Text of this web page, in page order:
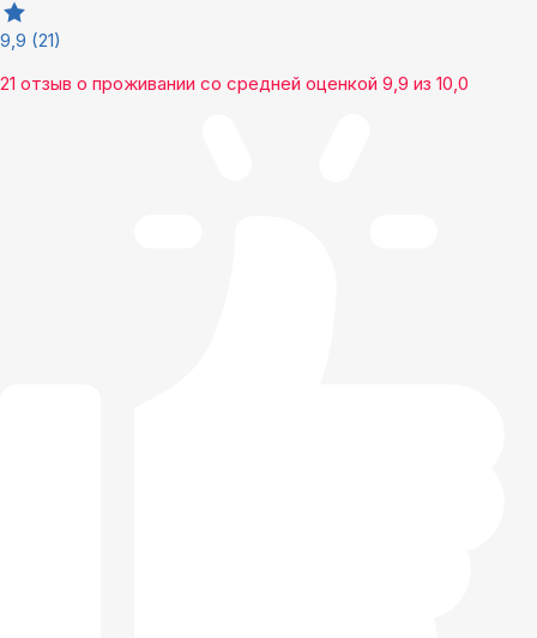
9,9 (21)
21 отзыв о проживании со средней оценкой 9,9 из 10,0